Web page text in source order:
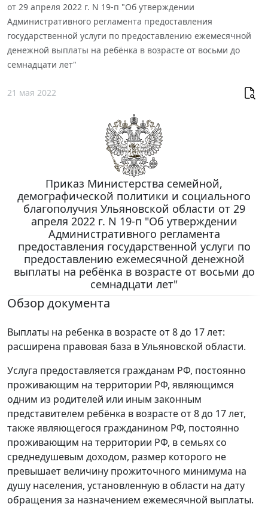
от 29 апреля 2022 г. N 19-п "Об утверждении
Административного регламента предоставления
государственной услуги по предоставлению ежемесячной
денежной выплаты на ребёнка в возрасте от восьми до
семнадцати лет"
21 мая 2022
Приказ Министерства семейной,
демографической политики и социального
благополучия Ульяновской области от 29
апреля 2022 г. N 19-п "Об утверждении
Административного регламента
предоставления государственной услуги по
предоставлению ежемесячной денежной
выплаты на ребёнка в возрасте от восьми до
семнадцати лет"
Обзор документа
Выплаты на ребенка в возрасте от 8 до 17 лет:
расширена правовая база в Ульяновской области.
Услуга предоставляется гражданам РФ, постоянно
проживающим на территории РФ, являющимся
одним из родителей или иным законным
представителем ребёнка в возрасте от 8 до 17 лет,
также являющегося гражданином РФ, постоянно
проживающим на территории РФ, в семьях со
среднедушевым доходом, размер которого не
превышает величину прожиточного минимума на
душу населения, установленную в области на дату
обращения за назначением ежемесячной выплаты.